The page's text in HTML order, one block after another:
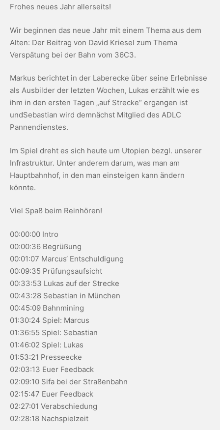
Frohes neues Jahr allerseits!
Wir beginnen das neue Jahr mit einem Thema aus dem
Alten: Der Beitrag von David Kriesel zum Thema
Verspätung bei der Bahn vom 36C3.
Markus berichtet in der Laberecke über seine Erlebnisse
als Ausbilder der letzten Wochen, Lukas erzählt wie es
ihm in den ersten Tagen „auf Strecke“ ergangen ist
undSebastian wird demnächst Mitglied des ADLC
Pannendienstes.
Im Spiel dreht es sich heute um Utopien bezgl. unserer
Infrastruktur. Unter anderem darum, was man am
Hauptbahnhof, in den man einsteigen kann ändern
könnte.
Viel Spaß beim Reinhören!
00:00:00 Intro
00:00:36 Begrüßung
00:01:07 Marcus‘ Entschuldigung
00:09:35 Prüfungsaufsicht
00:33:53 Lukas auf der Strecke
00:43:28 Sebastian in München
00:45:09 Bahnmining
01:30:24 Spiel: Marcus
01:36:55 Spiel: Sebastian
01:46:02 Spiel: Lukas
01:53:21 Presseecke
02:03:13 Euer Feedback
02:09:10 Sifa bei der Straßenbahn
02:15:47 Euer Feedback
02:27:01 Verabschiedung
02:28:18 Nachspielzeit